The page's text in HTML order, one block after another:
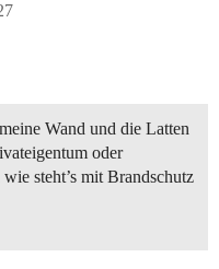
Wand und die Latten
oder
steht’s mit Brandschutz